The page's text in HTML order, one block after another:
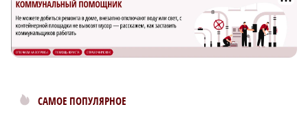
САМОЕ ПОПУЛЯРНОЕ